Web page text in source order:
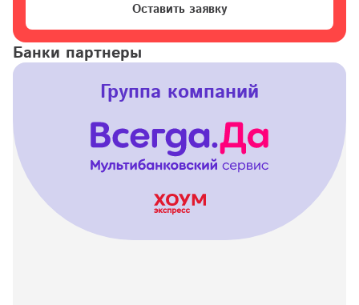
Оставить заявку
Банки партнеры
Группа компаний